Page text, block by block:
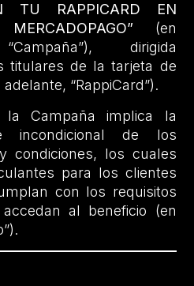
TU RAPPICARD EN
(en
dirigida
titulares de la tarjeta de
“RappiCard”).
la Campaña implica la
incondicional de los
condiciones, los cuales
para los clientes
con los requisitos
al beneficio (en